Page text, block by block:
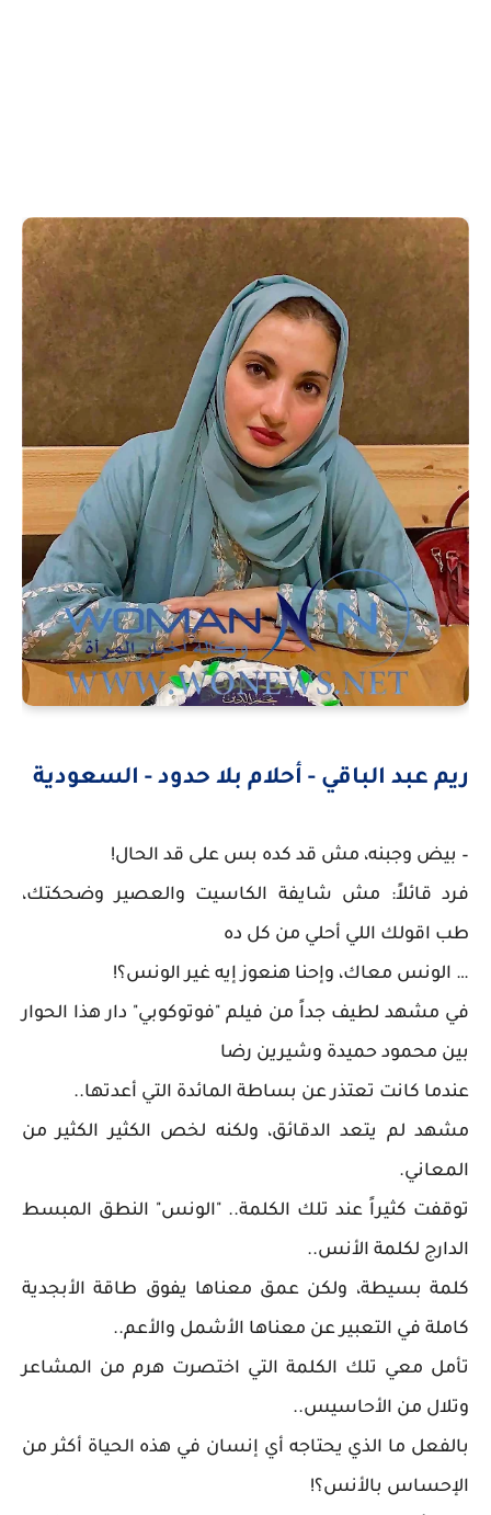
ريم عبد الباقي - أحلام بلا حدود - السعودية
– بيض وجبنه، مش قد كده بس على قد الحال!
فرد قائلاً: مش شايفة الكاسيت والعصير وضحكتك،
طب اقولك اللي أحلي من كل ده
… الونس معاك، وإحنا هنعوز إيه غير الونس؟!
في مشهد لطيف جداً من فيلم "فوتوكوبي" دار هذا الحوار
بين محمود حميدة وشيرين رضا
عندما كانت تعتذر عن بساطة المائدة التي أعدتها..
مشهد لم يتعد الدقائق، ولكنه لخص الكثير الكثير من
المعاني.
توقفت كثيراً عند تلك الكلمة.. "الونس" النطق المبسط
الدارج لكلمة الأنس..
كلمة بسيطة، ولكن عمق معناها يفوق طاقة الأبجدية
كاملة في التعبير عن معناها الأشمل والأعم..
تأمل معي تلك الكلمة التي اختصرت هرم من المشاعر
وتلال من الأحاسيس..
بالفعل ما الذي يحتاجه أي إنسان في هذه الحياة أكثر من
الإحساس بالأنس؟!